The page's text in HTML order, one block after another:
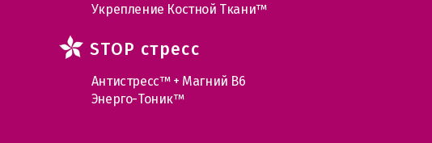
Укрепление Костной Ткани™
STOP стресс
Антистресс™ + Магний В6
Энерго-Тоник™